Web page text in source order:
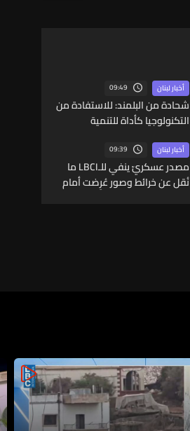
أخبار لبنان 09:49
شحادة من البلمند: للاستفادة من
التكنولوجيا كأداة للتنمية
أخبار لبنان 09:39
مصدر عسكريّ ينفي للـLBCI ما
نُقل عن خرائط وصور عُرِضت أمام